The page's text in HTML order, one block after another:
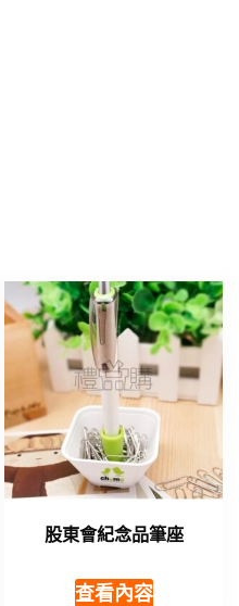
股東會紀念品筆座
查看內容